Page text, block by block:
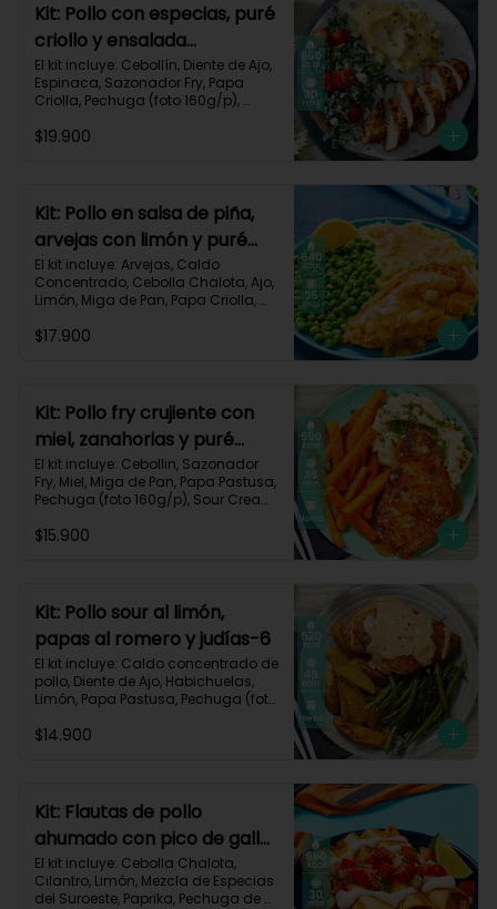
Kit: Pollo con especias, puré
criollo y ensalada
monterey-9
El kit incluye: Cebollín, Diente de Ajo,
Espinaca, Sazonador Fry, Papa
Criolla, Pechuga (foto 160g/p),
Sour Cream, Tomate Tipo Cherry y
Proteínas 57g
*Acumulas Practi-Puntos
$19.900
Kit: Pollo en salsa de piña,
arvejas con limón y puré
rústico-54
El kit incluye: Arvejas, Caldo
Concentrado, Cebolla Chalota, Ajo,
Limón, Miga de Pan, Papa Criolla,
Impresa.
$17.900
Kit: Pollo fry crujiente con
miel, zanahorias y puré
sour-40
El kit incluye: Cebollin, Sazonador
Fry, Miel, Miga de Pan, Papa Pastusa,
Pechuga (foto 160g/p), Sour Cream,
$15.900
Kit: Pollo sour al limón,
papas al romero y judías-6
El kit incluye: Caldo concentrado de
pollo, Diente de Ajo, Habichuelas,
Limón, Papa Pastusa, Pechuga (foto
Romero, Sour Cream y Receta
Proteínas 41g
$14.900
Kit: Flautas de pollo
ahumado con pico de gallo
y sour cream-134
El kit incluye: Cebolla Chalota,
Cilantro, Limón, Mezcla de Especias
del Suroeste, Paprika, Pechuga de